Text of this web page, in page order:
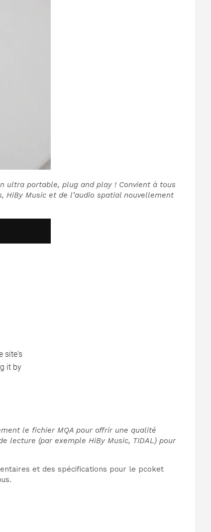
ultra portable, plug and play ! Convient à tous
Music et de l’audio spatial nouvellement
le fichier MQA pour offrir une qualité
lecture (par exemple HiBy Music, TIDAL) pour
et des spécifications pour le pcoket